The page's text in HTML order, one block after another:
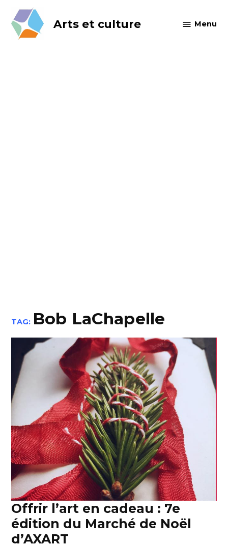
content
Arts et culture Menu
TAG: Bob LaChapelle
Offrir l’art en cadeau : 7e
édition du Marché de Noël
d’AXART